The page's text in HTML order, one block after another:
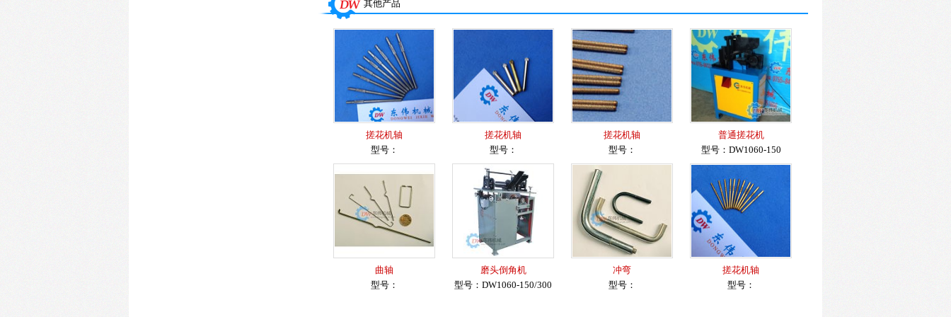
其他产品
搓花机轴
型号：
搓花机轴
型号：
搓花机轴
型号：
普通搓花机
型号：DW1060-150
曲轴
型号：
磨头倒角机
型号：DW1060-150/300
冲弯
型号：
搓花机轴
型号：